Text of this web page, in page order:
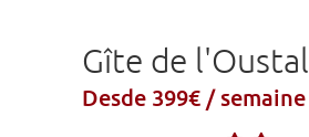
Gîte de l'Oustal
Desde 399€ / semaine